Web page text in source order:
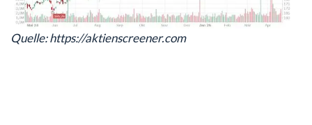
Quelle: https://aktienscreener.com